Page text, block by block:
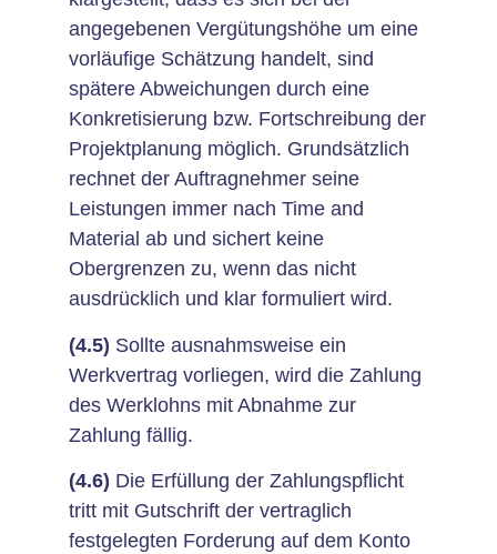
angegebenen Vergütungshöhe um eine
vorläufige Schätzung handelt, sind
spätere Abweichungen durch eine
Konkretisierung bzw. Fortschreibung der
Projektplanung möglich. Grundsätzlich
rechnet der Auftragnehmer seine
Leistungen immer nach Time and
Material ab und sichert keine
Obergrenzen zu, wenn das nicht
ausdrücklich und klar formuliert wird.
(4.5) Sollte ausnahmsweise ein
Werkvertrag vorliegen, wird die Zahlung
des Werklohns mit Abnahme zur
Zahlung fällig.
(4.6) Die Erfüllung der Zahlungspflicht
tritt mit Gutschrift der vertraglich
festgelegten Forderung auf dem Konto